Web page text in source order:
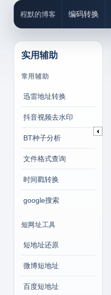
程默的博客 编码转换
实用辅助
常用辅助
迅雷地址转换
抖音视频去水印
BT种子分析
文件格式查询
时间戳转换
google搜索
短网址工具
短地址还原
微博短地址
百度短地址